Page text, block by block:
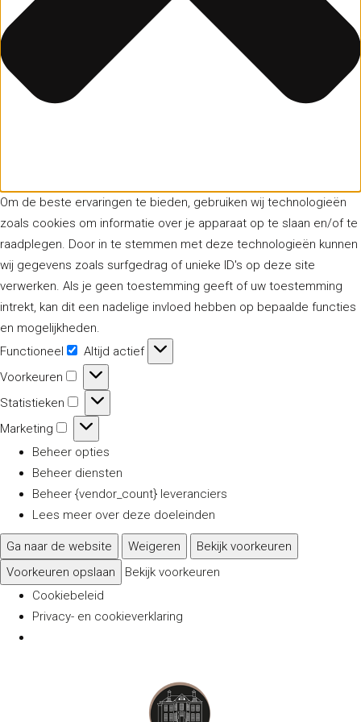
Om de beste ervaringen te bieden, gebruiken wij technologieën
zoals cookies om informatie over je apparaat op te slaan en/of te
raadplegen. Door in te stemmen met deze technologieën kunnen
wij gegevens zoals surfgedrag of unieke ID's op deze site
verwerken. Als je geen toestemming geeft of uw toestemming
intrekt, kan dit een nadelige invloed hebben op bepaalde functies
en mogelijkheden.
Functioneel
Functioneel
Altijd actief
Voorkeuren
Voorkeuren
Statistieken
Statistieken
Marketing
Marketing
Beheer opties
Beheer diensten
Beheer {vendor_count} leveranciers
Lees meer over deze doeleinden
Ga naar de website Weigeren
Bekijk voorkeuren
Voorkeuren opslaan
Bekijk voorkeuren
Cookiebeleid
Privacy- en cookieverklaring